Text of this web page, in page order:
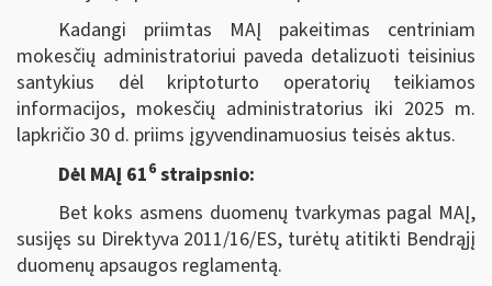
Kadangi priimtas MAĮ pakeitimas centriniam
mokesčių administratoriui paveda detalizuoti teisinius
santykius dėl kriptoturto operatorių teikiamos
informacijos, mokesčių administratorius iki 2025 m.
lapkričio 30 d. priims įgyvendinamuosius teisės aktus.
Dėl MAĮ 616straipsnio:
Bet koks asmens duomenų tvarkymas pagal MAĮ,
susijęs su Direktyva 2011/16/ES, turėtų atitikti Bendrąjį
duomenų apsaugos reglamentą.